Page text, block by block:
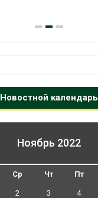
Новостной календарь
Ноябрь 2022
Ср Чт Пт
2 3 4